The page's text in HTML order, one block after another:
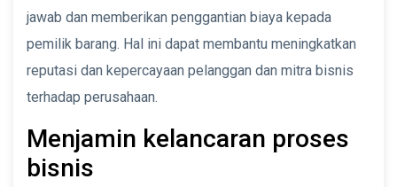
jawab dan memberikan penggantian biaya kepada
pemilik barang. Hal ini dapat membantu meningkatkan
reputasi dan kepercayaan pelanggan dan mitra bisnis
terhadap perusahaan.
Menjamin kelancaran proses
bisnis